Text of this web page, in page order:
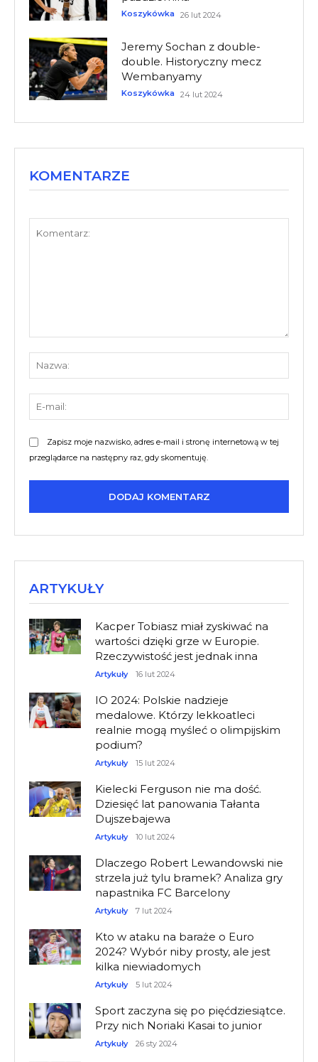
Koszykówka 26 lut 2024
Jeremy Sochan z double-
double. Historyczny mecz
Wembanyamy
Koszykówka 24 lut 2024
KOMENTARZE
Zapisz moje nazwisko, adres e-mail i stronę internetową w tej
przeglądarce na następny raz, gdy skomentuję.
ARTYKUŁY
Kacper Tobiasz miał zyskiwać na
wartości dzięki grze w Europie.
Rzeczywistość jest jednak inna
Artykuły 16 lut 2024
IO 2024: Polskie nadzieje
medalowe. Którzy lekkoatleci
realnie mogą myśleć o olimpijskim
podium?
Artykuły 15 lut 2024
Kielecki Ferguson nie ma dość.
Dziesięć lat panowania Tałanta
Dujszebajewa
Artykuły 10 lut 2024
Dlaczego Robert Lewandowski nie
strzela już tylu bramek? Analiza gry
napastnika FC Barcelony
Artykuły 7 lut 2024
Kto w ataku na baraże o Euro
2024? Wybór niby prosty, ale jest
kilka niewiadomych
Artykuły 5 lut 2024
Sport zaczyna się po pięćdziesiątce.
Przy nich Noriaki Kasai to junior
Artykuły 26 sty 2024